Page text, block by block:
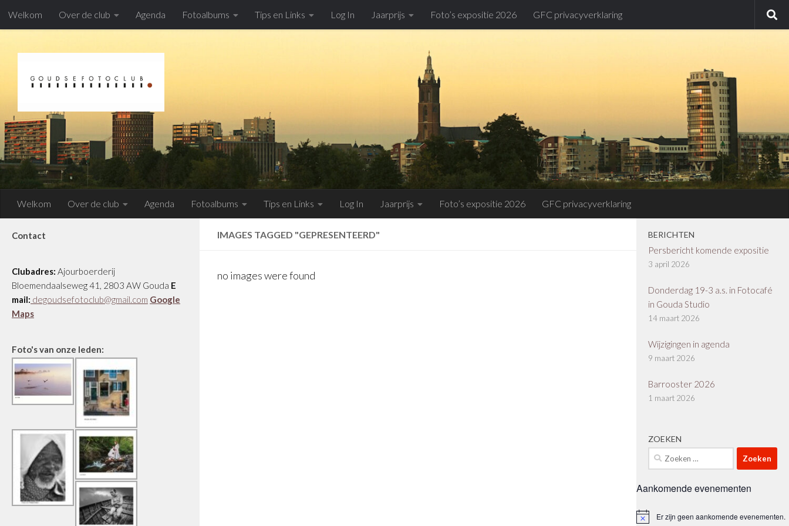
Doorgaan naar inhoud
Welkom Over de club Agenda Fotoalbums Tips en Links Log In Jaarprijs Foto’s expositie 2026 GFC privacyverklaring
Welkom Over de club Agenda Fotoalbums Tips en Links Log In Jaarprijs Foto’s expositie 2026 GFC privacyverklaring
IMAGES TAGGED "GEPRESENTEERD"
no images were found
Contact
Clubadres: Ajourboerderij
Bloemendaalseweg 41, 2803 AW Gouda E
mail: degoudsefotoclub@gmail.com Google
Maps
Foto's van onze leden:
BERICHTEN
Persbericht komende expositie
3 april 2026
Donderdag 19-3 a.s. in Fotocafé
in Gouda Studio
14 maart 2026
Wijzigingen in agenda
9 maart 2026
Barrooster 2026
1 maart 2026
ZOEKEN
Zoeken
naar:
Aankomende evenementen
BerichtEr zijn geen aankomende evenementen.